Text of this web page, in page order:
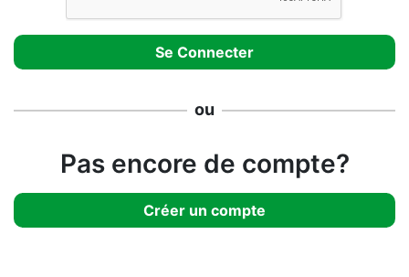
ou
Pas encore de compte?
Créer un compte